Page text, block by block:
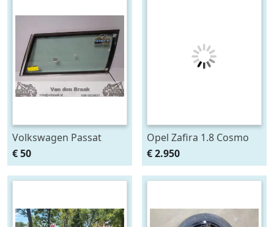
Volkswagen Passat
Variant 1997-2005
Zijraam rechtsachter
€ 50
Opel Zafira 1.8 Cosmo
€ 2.950